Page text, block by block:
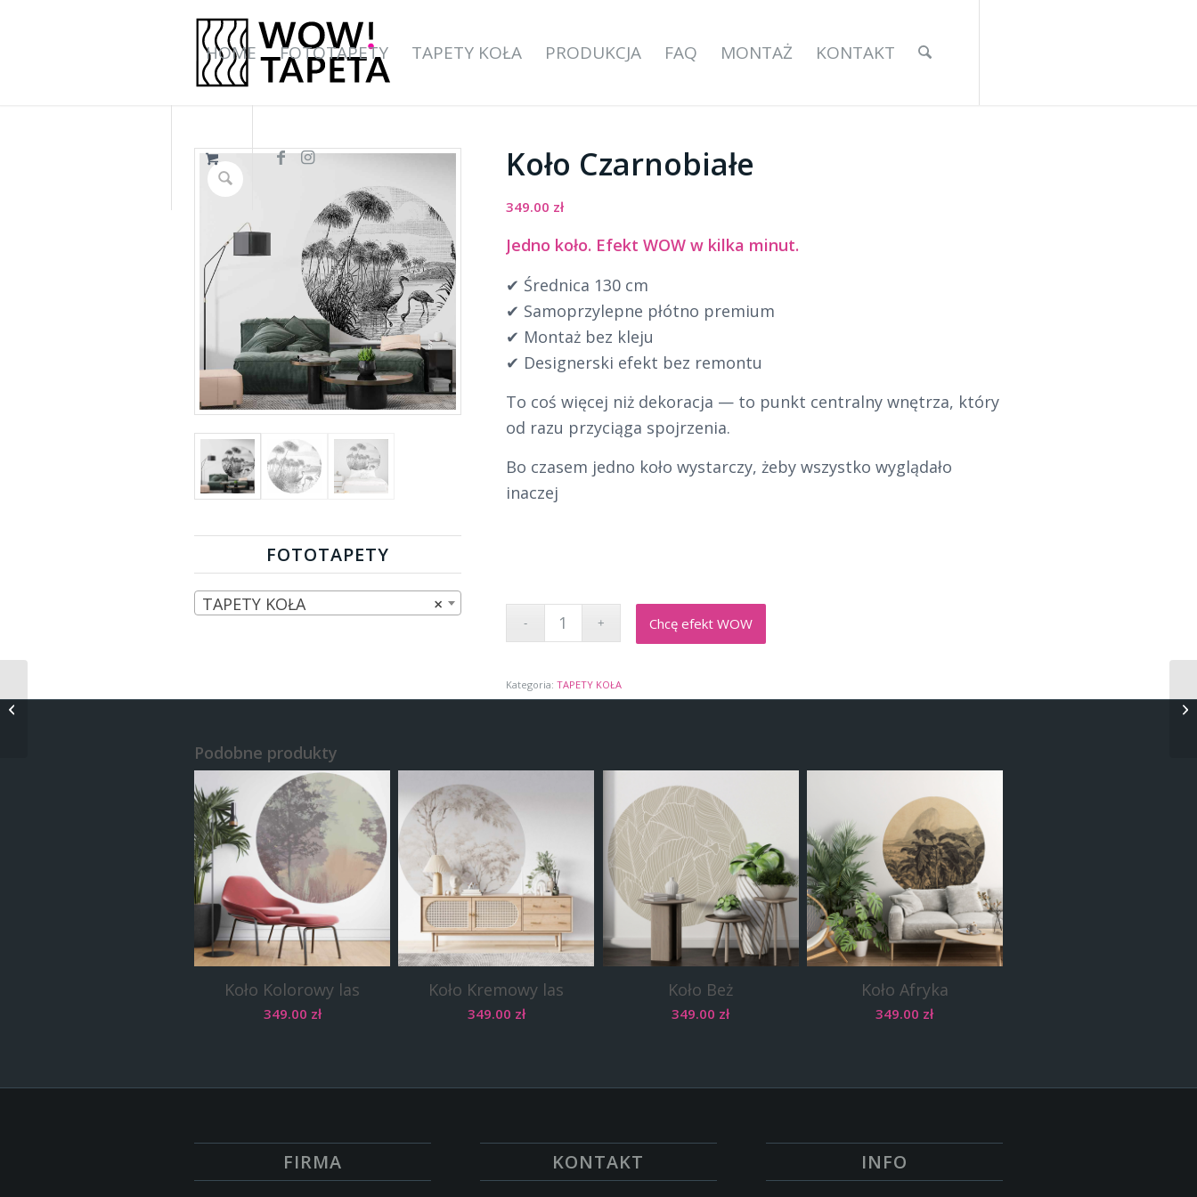
HOME FOTOTAPETY TAPETY KOŁA PRODUKCJA FAQ MONTAŻ KONTAKT
FOTOTAPETY
×
TAPETY KOŁA
Koło Czarnobiałe
349.00 zł
Jedno koło. Efekt WOW w kilka minut.
✔ Średnica 130 cm
✔ Samoprzylepne płótno premium
✔ Montaż bez kleju
✔ Designerski efekt bez remontu
To coś więcej niż dekoracja — to punkt centralny wnętrza, który
od razu przyciąga spojrzenia.
Bo czasem jedno koło wystarczy, żeby wszystko wyglądało
inaczej
Chcę efekt WOW
Kategoria: TAPETY KOŁA
Podobne produkty
Koło Kolorowy las
349.00 zł
Koło Kremowy las
349.00 zł
Koło Beż
349.00 zł
Koło Afryka
349.00 zł
FIRMA KONTAKT INFO